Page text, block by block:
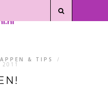
& TIPS /
2011